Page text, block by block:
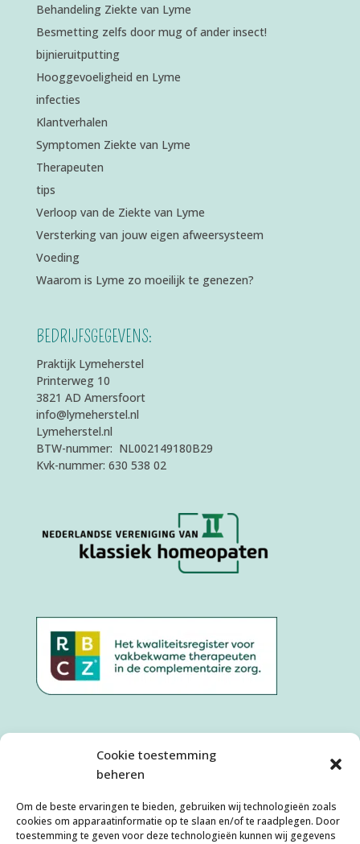
Cookie toestemming
beheren
Om de beste ervaringen te bieden, gebruiken wij technologieën zoals
cookies om apparaatinformatie op te slaan en/of te raadplegen. Door
toestemming te geven voor deze technologieën kunnen wij gegevens
Behandeling Ziekte van Lyme
Besmetting zelfs door mug of ander insect!
bijnieruitputting
Hooggevoeligheid en Lyme
infecties
Klantverhalen
Symptomen Ziekte van Lyme
Therapeuten
tips
Verloop van de Ziekte van Lyme
Versterking van jouw eigen afweersysteem
Voeding
Waarom is Lyme zo moeilijk te genezen?
BEDRIJFSGEGEVENS:
Praktijk Lymeherstel
Printerweg 10
3821 AD Amersfoort
info@lymeherstel.nl
Lymeherstel.nl
BTW-nummer: NL002149180B29
Kvk-nummer: 630 538 02